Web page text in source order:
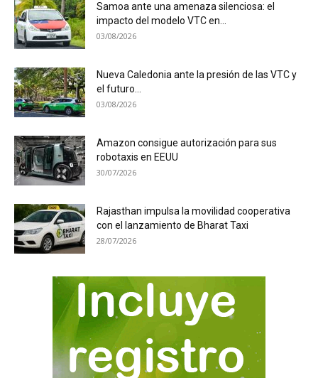
Samoa ante una amenaza silenciosa: el
impacto del modelo VTC en...
03/08/2026
Nueva Caledonia ante la presión de las VTC y
el futuro...
03/08/2026
Amazon consigue autorización para sus
robotaxis en EEUU
30/07/2026
Rajasthan impulsa la movilidad cooperativa
con el lanzamiento de Bharat Taxi
28/07/2026